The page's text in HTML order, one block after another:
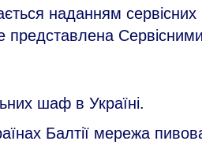
наданням сервісних
шаф в Україні.
Балтії мережа